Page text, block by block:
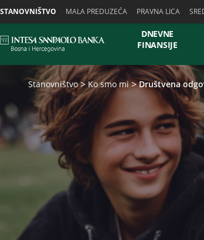
STANOVNIŠTVO MALA PREDUZEĆA PRAVNA LICA
DNEVNE
FINANSIJE
Stanovništvo Ko smo mi Društvena